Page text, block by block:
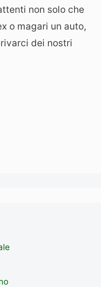
non solo che
o magari un auto,
dei nostri